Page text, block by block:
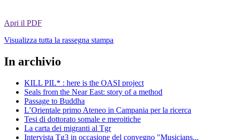
Apri il PDF
Visualizza tutta la rassegna stampa
In archivio
KILL PIL* : here is the OASI project
Seals from the Near East: story of a method
Passage to Buddha
L’Orientale primo Ateneo in Campania per la ricerca
Tesi di dottorato somale e meroitiche
La carta dei migranti al Tgr
Intervista Tg3 in occasione del convegno "Musicians...